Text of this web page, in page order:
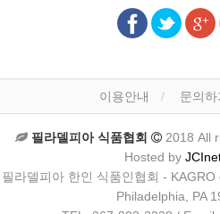
이용안내 문의하
필라델피아 식품협회
2018 All
Hosted by
필라델피아 한인 식품인협회 - KAGRO
Philadelphia, PA